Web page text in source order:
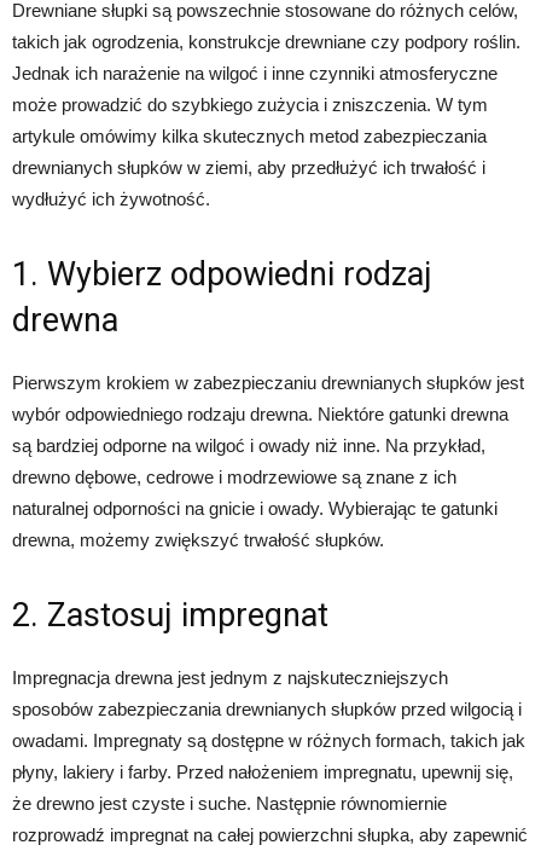
Drewniane słupki są powszechnie stosowane do różnych celów,
takich jak ogrodzenia, konstrukcje drewniane czy podpory roślin.
Jednak ich narażenie na wilgoć i inne czynniki atmosferyczne
może prowadzić do szybkiego zużycia i zniszczenia. W tym
artykule omówimy kilka skutecznych metod zabezpieczania
drewnianych słupków w ziemi, aby przedłużyć ich trwałość i
wydłużyć ich żywotność.
1. Wybierz odpowiedni rodzaj
drewna
Pierwszym krokiem w zabezpieczaniu drewnianych słupków jest
wybór odpowiedniego rodzaju drewna. Niektóre gatunki drewna
są bardziej odporne na wilgoć i owady niż inne. Na przykład,
drewno dębowe, cedrowe i modrzewiowe są znane z ich
naturalnej odporności na gnicie i owady. Wybierając te gatunki
drewna, możemy zwiększyć trwałość słupków.
2. Zastosuj impregnat
Impregnacja drewna jest jednym z najskuteczniejszych
sposobów zabezpieczania drewnianych słupków przed wilgocią i
owadami. Impregnaty są dostępne w różnych formach, takich jak
płyny, lakiery i farby. Przed nałożeniem impregnatu, upewnij się,
że drewno jest czyste i suche. Następnie równomiernie
rozprowadź impregnat na całej powierzchni słupka, aby zapewnić